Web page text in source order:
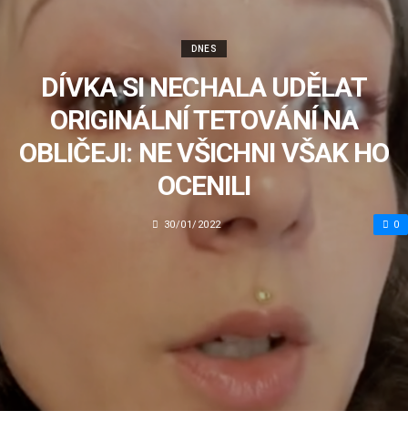
DNES
DÍVKA SI NECHALA UDĚLAT
ORIGINÁLNÍ TETOVÁNÍ NA
OBLIČEJI: NE VŠICHNI VŠAK HO
OCENILI
30/01/2022 0